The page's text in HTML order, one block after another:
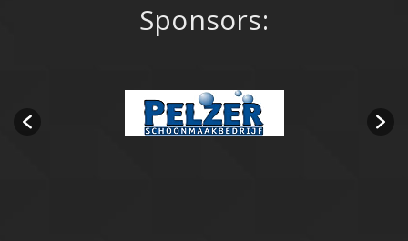
Sponsors: